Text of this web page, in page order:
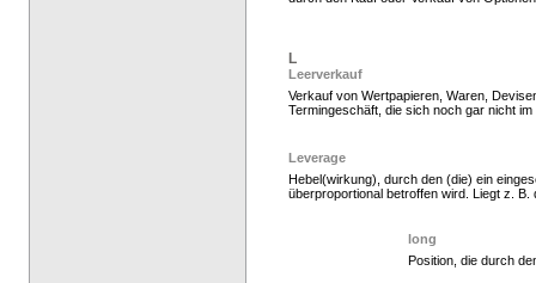
L
Leerverkauf
Verkauf von Wertpapieren, Waren,
Termingeschäft, die sich noch gar nicht
Leverage
Hebel(wirkung), durch den (die) ein
überproportional betroffen wird. Liegt z. B.
long
Position, die durch